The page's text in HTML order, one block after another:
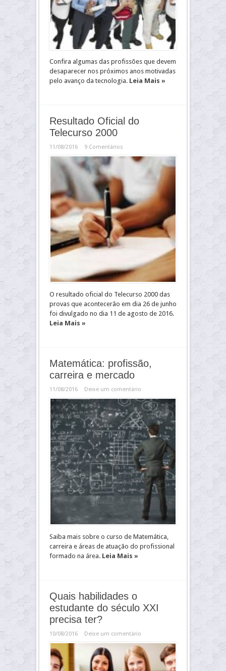
Confira algumas das profissões que devem
desaparecer nos próximos anos motivadas
pelo avanço da tecnologia. Leia Mais »
Resultado Oficial do
Telecurso 2000
11/08/2016 9 Comentários
O resultado oficial do Telecurso 2000 das
provas que acontecerão em dia 26 de junho
foi divulgado no dia 11 de agosto de 2016.
Leia Mais »
Matemática: profissão,
carreira e mercado
11/08/2016 Deixe um comentário
Saiba mais sobre o curso de Matemática,
carreira e áreas de atuação do profissional
formado na área. Leia Mais »
Quais habilidades o
estudante do século XXI
precisa ter?
10/08/2016 Deixe um comentário